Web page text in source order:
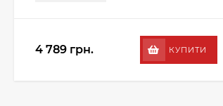
4 789 грн. КУПИТИ